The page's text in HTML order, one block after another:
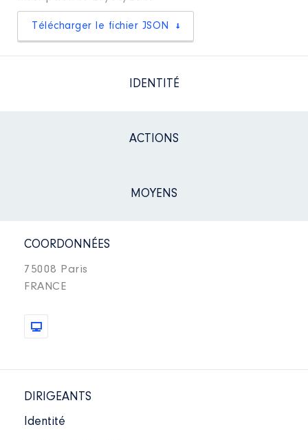
Télécharger le fichier JSON
IDENTITÉ
ACTIONS
MOYENS
COORDONNÉES
75008 Paris
FRANCE
DIRIGEANTS
Identité